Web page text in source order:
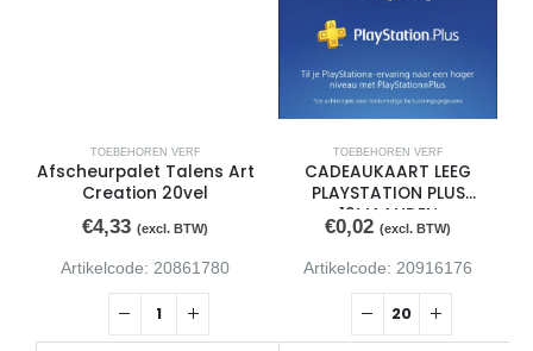
TOEBEHOREN VERF
Afscheurpalet Talens Art
Creation 20vel
€4,33 (excl. BTW)
Artikelcode: 20861780
TOEBEHOREN VERF
CADEAUKAART LEEG
PLAYSTATION PLUS
12MAANDEN
€0,02 (excl. BTW)
Artikelcode: 20916176